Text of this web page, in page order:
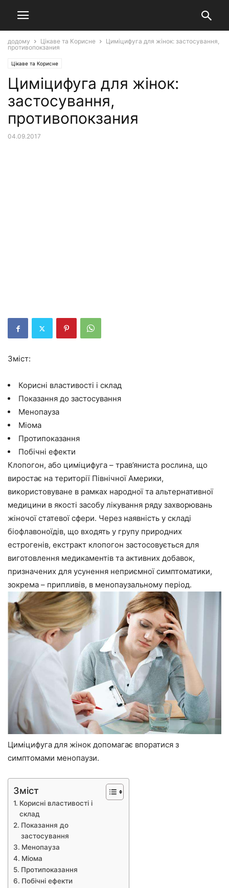
додому Цікаве та Корисне
Циміцифуга для жінок: застосування,
противопокзания
Цікаве та Корисне
Циміцифуга для жінок:
застосування,
противопокзания
04.09.2017
Зміст:
Корисні властивості і склад
Показання до застосування
Менопауза
Міома
Протипоказання
Побічні ефекти
Клопогон, або циміцифуга – трав’яниста рослина, що
виростає на території Північної Америки,
використовуване в рамках народної та альтернативної
медицини в якості засобу лікування ряду захворювань
жіночої статевої сфери. Через наявність у складі
біофлавоноїдів, що входять у групу природних
естрогенів, екстракт клопогон застосовується для
виготовлення медикаментів та активних добавок,
призначених для усунення неприємної симптоматики,
зокрема – припливів, в менопаузальному період.
Циміцифуга для жінок допомагає впоратися з
симптомами менопаузи.
Зміст
Корисні властивості і
склад
Показання до
застосування
Менопауза
Міома
Протипоказання
Побічні ефекти